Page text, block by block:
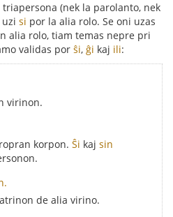
(nek la parolanto, nek
si por la alia rolo. Se oni uzas
alia rolo, tiam temas nepre pri
validas por ŝi, ĝi kaj ili:
virinon.
korpon. Ŝi kaj sin
de alia virino.